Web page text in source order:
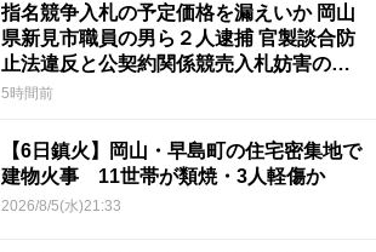
指名競争入札の予定価格を漏えいか 岡山
県新見市職員の男ら２人逮捕 官製談合防
止法違反と公契約関係競売入札妨害の疑
い
5時間前
【6日鎮火】岡山・早島町の住宅密集地で
建物火事 11世帯が類焼・3人軽傷か
2026/8/5(水)21:33